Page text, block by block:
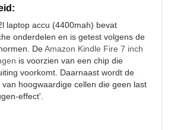
laptop accu (4400mah) bevat
onderdelen en is getest volgens de
DeAmazon Kindle Fire 7 inch
is voorzien van een chip die
voorkomt. Daarnaast wordt de
hoogwaardige cellen die geen last
effect'.